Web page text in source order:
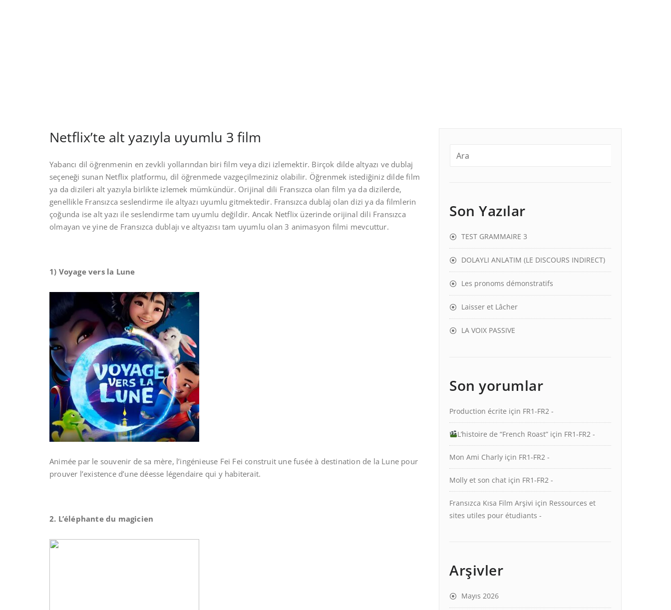
Netflix’te alt yazıyla uyumlu 3 film
Yabancı dil öğrenmenin en zevkli yollarından biri film veya dizi izlemektir. Birçok dilde altyazı ve dublaj
seçeneği sunan Netflix platformu, dil öğrenmede vazgeçilmeziniz olabilir. Öğrenmek istediğiniz dilde film
ya da dizileri alt yazıyla birlikte izlemek mümkündür. Orijinal dili Fransızca olan film ya da dizilerde,
genellikle Fransızca seslendirme ile altyazı uyumlu gitmektedir. Fransızca dublaj olan dizi ya da filmlerin
çoğunda ise alt yazı ile seslendirme tam uyumlu değildir. Ancak Netflix üzerinde orijinal dili Fransızca
olmayan ve yine de Fransızca dublajı ve altyazısı tam uyumlu olan 3 animasyon filmi mevcuttur.
1) Voyage vers la Lune
Animée par le souvenir de sa mère, l’ingénieuse Fei Fei construit une fusée à destination de la Lune pour
prouver l’existence d’une déesse légendaire qui y habiterait.
2. L’éléphante du magicien
Son Yazılar
TEST GRAMMAIRE 3
DOLAYLI ANLATIM (LE DISCOURS INDIRECT)
Les pronoms démonstratifs
Laisser et Lâcher
LA VOIX PASSIVE
Son yorumlar
Production écrite için FR1-FR2 -
L’histoire de “French Roast”için FR1-FR2 -
Mon Ami Charly için FR1-FR2 -
Molly et son chat için FR1-FR2 -
Fransızca Kısa Film Arşivi için Ressources et
sites utiles pour étudiants -
Arşivler
Mayıs 2026